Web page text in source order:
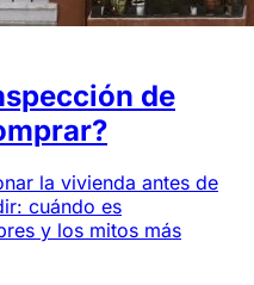
de
la vivienda antes de
cuándo es
y los mitos más